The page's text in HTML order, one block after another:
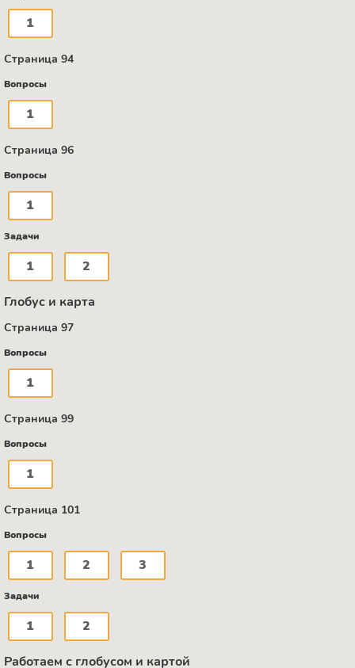
1
Страница 94
Вопросы
1
Страница 96
Вопросы
1
Задачи
1 2
Глобус и карта
Страница 97
Вопросы
1
Страница 99
Вопросы
1
Страница 101
Вопросы
1 2 3
Задачи
1 2
Работаем с глобусом и картой